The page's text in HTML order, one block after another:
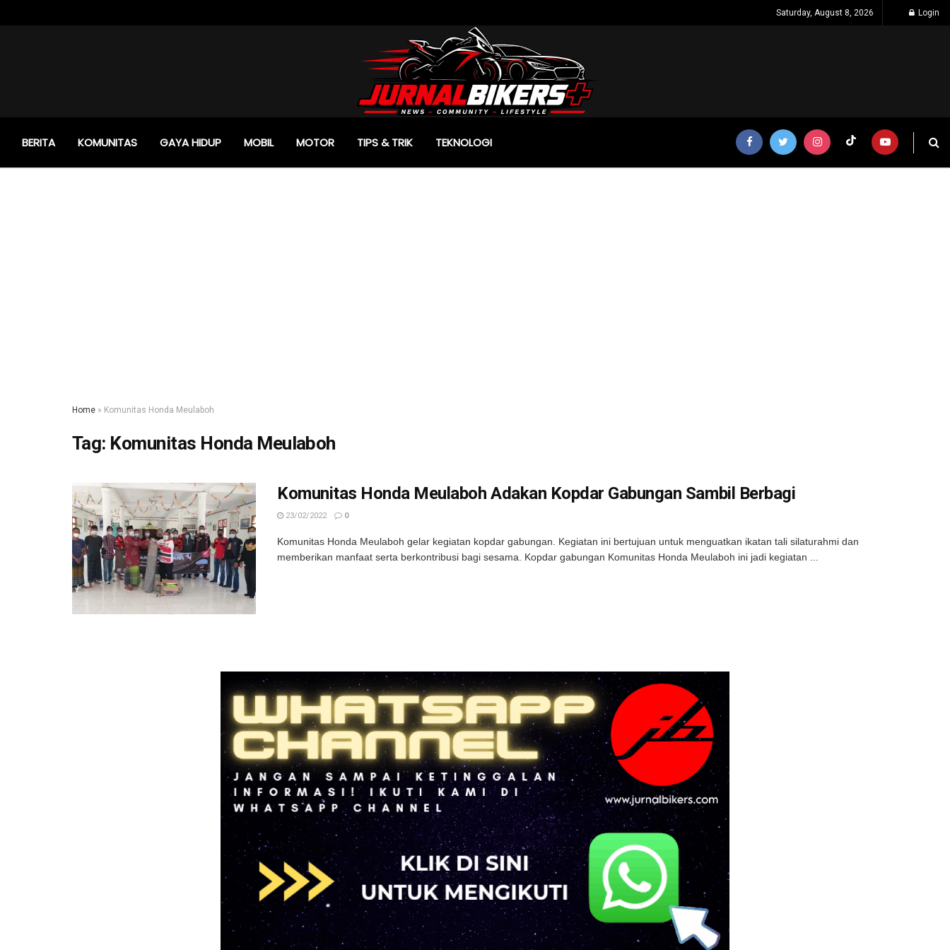
Saturday, August 8, 2026 Login
BERITA KOMUNITAS GAYA HIDUP MOBIL MOTOR TIPS & TRIK TEKNOLOGI
Home » Komunitas Honda Meulaboh
Tag: Komunitas Honda Meulaboh
Komunitas Honda Meulaboh Adakan Kopdar Gabungan Sambil Berbagi
23/02/2022 0
Komunitas Honda Meulaboh gelar kegiatan kopdar gabungan. Kegiatan ini bertujuan untuk menguatkan ikatan tali silaturahmi dan
memberikan manfaat serta berkontribusi bagi sesama. Kopdar gabungan Komunitas Honda Meulaboh ini jadi kegiatan ...